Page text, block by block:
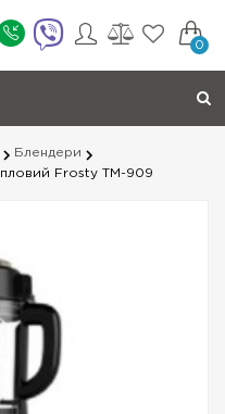
0
Блендери
Frosty TM-909